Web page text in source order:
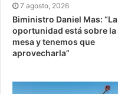
7 agosto, 2026
Biministro Daniel Mas: “La
oportunidad está sobre la
mesa y tenemos que
aprovecharla”